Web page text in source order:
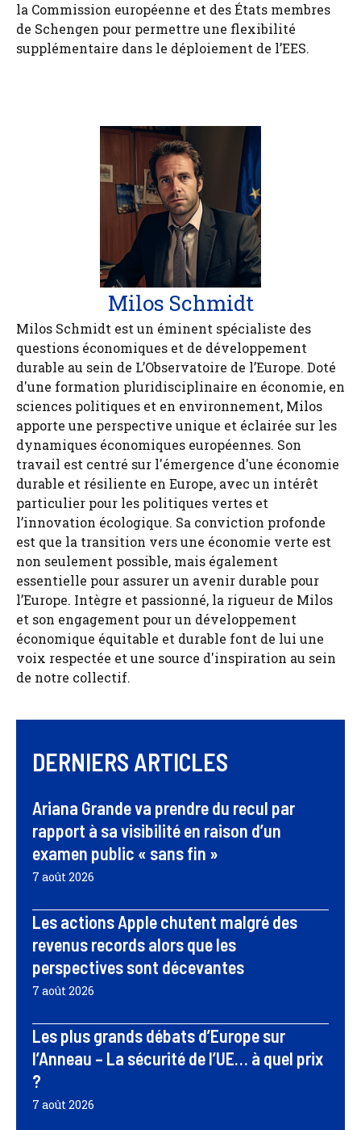
la Commission européenne et des États membres
de Schengen pour permettre une flexibilité
supplémentaire dans le déploiement de l’EES.
Milos Schmidt
Milos Schmidt est un éminent spécialiste des
questions économiques et de développement
durable au sein de L’Observatoire de l’Europe. Doté
d'une formation pluridisciplinaire en économie, en
sciences politiques et en environnement, Milos
apporte une perspective unique et éclairée sur les
dynamiques économiques européennes. Son
travail est centré sur l'émergence d'une économie
durable et résiliente en Europe, avec un intérêt
particulier pour les politiques vertes et
l’innovation écologique. Sa conviction profonde
est que la transition vers une économie verte est
non seulement possible, mais également
essentielle pour assurer un avenir durable pour
l’Europe. Intègre et passionné, la rigueur de Milos
et son engagement pour un développement
économique équitable et durable font de lui une
voix respectée et une source d'inspiration au sein
de notre collectif.
DERNIERS ARTICLES
Ariana Grande va prendre du recul par
rapport à sa visibilité en raison d’un
examen public « sans fin »
7 août 2026
Les actions Apple chutent malgré des
revenus records alors que les
perspectives sont décevantes
7 août 2026
Les plus grands débats d’Europe sur
l’Anneau – La sécurité de l’UE… à quel prix
?
7 août 2026